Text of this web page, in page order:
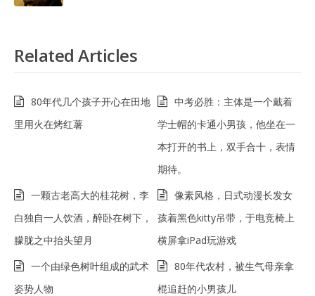
Related Articles
80年代几个孩子开心在田地
里用火在烤红薯
中考必胜：主体是一个戴着
学士帽的卡通小男孩，他坐在一
本打开的书上，双手合十，表情
期待。
一颗古老高大的桂花树，李
白独自一人饮酒，醉卧在树下，
朦胧之中抬头望月
像素风格，日式动漫长发女
孩着黑色kitty吊带，于电竞椅上
横屏拿iPad玩游戏
一个由绿色树叶组成的武术
姿势人物
80年代农村，被生气母亲拿
棍追赶的小男孩儿